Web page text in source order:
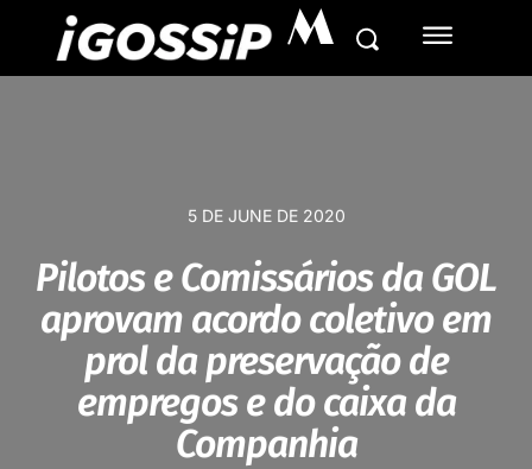
M
5 DE JUNE DE 2020
Pilotos e Comissários da GOL
aprovam acordo coletivo em
prol da preservação de
empregos e do caixa da
Companhia